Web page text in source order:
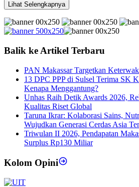
Lihat Selengkapnya
Balik ke Artikel Terbaru
PAN Makassar Targetkan
13 DPC PPP di Sulsel Terima SK
Kenapa Menggantung?
Unhas Raih Detik Awards 2026,
Kualitas Riset Global
Taruna Ikrar: Kolaborasi Sains,
Wujudkan Generasi Cerdas Asia
Triwulan II 2026, Pendapatan
Surplus Rp130 Miliar
Kolom Opini